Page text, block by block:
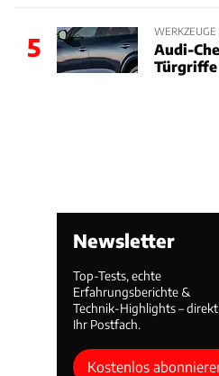
5
WERKZEUGE
Audi-
Türgriffe
Newsletter
Top-Tests, echte
Erfahrungsberichte &
Technik-Highlights –
Ihr Postfach.
Kostenlos